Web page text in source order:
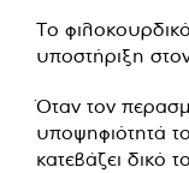
Το
υποστήριξη
Όταν τον
υποψηφιότητά
κατεβάζει δικό